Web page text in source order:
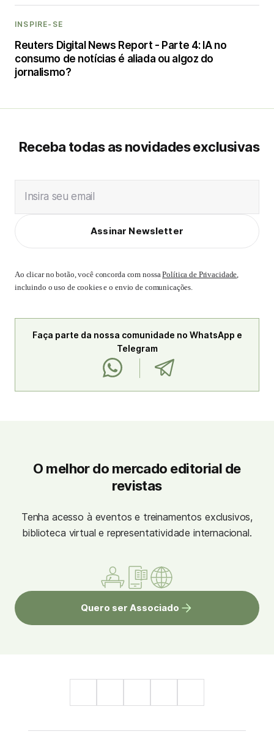
INSPIRE-SE
Reuters Digital News Report - Parte 4: IA no
consumo de notícias é aliada ou algoz do
jornalismo?
Receba todas as novidades exclusivas
Insira seu email
Assinar Newsletter
Ao clicar no botão, você concorda com nossaPolítica de Privacidade,
incluindo o uso de cookies e o envio de comunicações.
Faça parte da nossa comunidade no WhatsApp e
Telegram
O melhor do mercado editorial de
revistas
Tenha acesso à eventos e treinamentos exclusivos,
biblioteca virtual e representatividade internacional.
Quero ser Associado